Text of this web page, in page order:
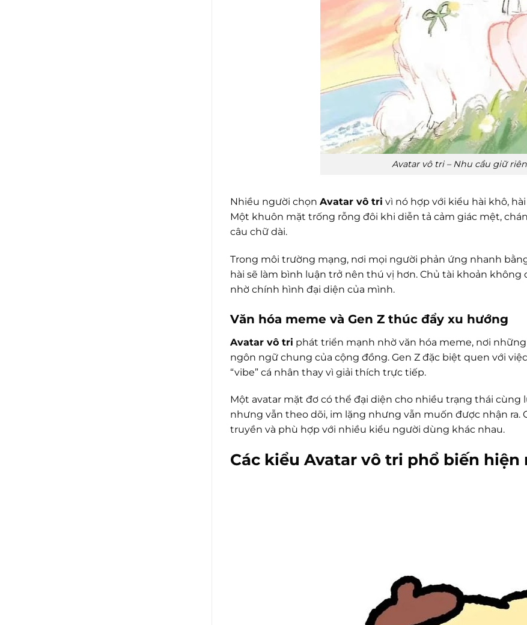
Avatar vô tri – Nhu cầu giữ
Nhiều người chọn Avatar vô tri vì nó hợp với kiểu hài khô,
Một khuôn mặt trống rỗng đôi khi diễn tả cảm giác mệt,
câu chữ dài.
Trong môi trường mạng, nơi mọi người phản ứng nhanh
hài sẽ làm bình luận trở nên thú vị hơn. Chủ tài khoản
nhờ chính hình đại diện của mình.
Văn hóa meme và Gen Z thúc đẩy xu hướng
Avatar vô tri phát triển mạnh nhờ văn hóa meme, nơi
ngôn ngữ chung của cộng đồng. Gen Z đặc biệt quen với
“vibe” cá nhân thay vì giải thích trực tiếp.
Một avatar mặt đơ có thể đại diện cho nhiều trạng thái
nhưng vẫn theo dõi, im lặng nhưng vẫn muốn được nhận
truyền và phù hợp với nhiều kiểu người dùng khác nhau.
Các kiểu Avatar vô tri phổ biến hiện